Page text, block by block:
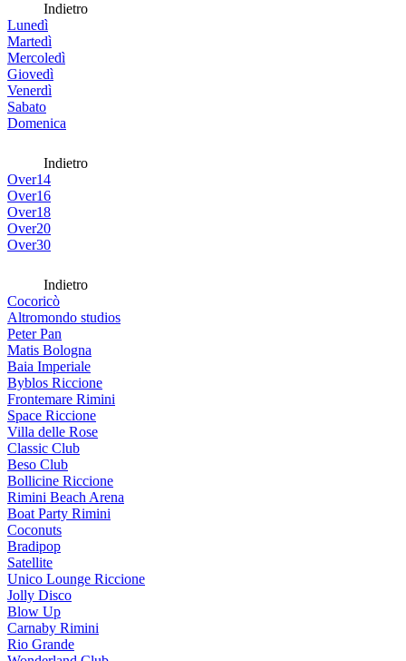
Indietro
Lunedì
Martedì
Mercoledì
Giovedì
Venerdì
Sabato
Domenica
Indietro
Over14
Over16
Over18
Over20
Over30
Indietro
Cocoricò
Altromondo studios
Peter Pan
Matis Bologna
Baia Imperiale
Byblos Riccione
Frontemare Rimini
Space Riccione
Villa delle Rose
Classic Club
Beso Club
Bollicine Riccione
Rimini Beach Arena
Boat Party Rimini
Coconuts
Bradipop
Satellite
Unico Lounge Riccione
Jolly Disco
Blow Up
Carnaby Rimini
Rio Grande